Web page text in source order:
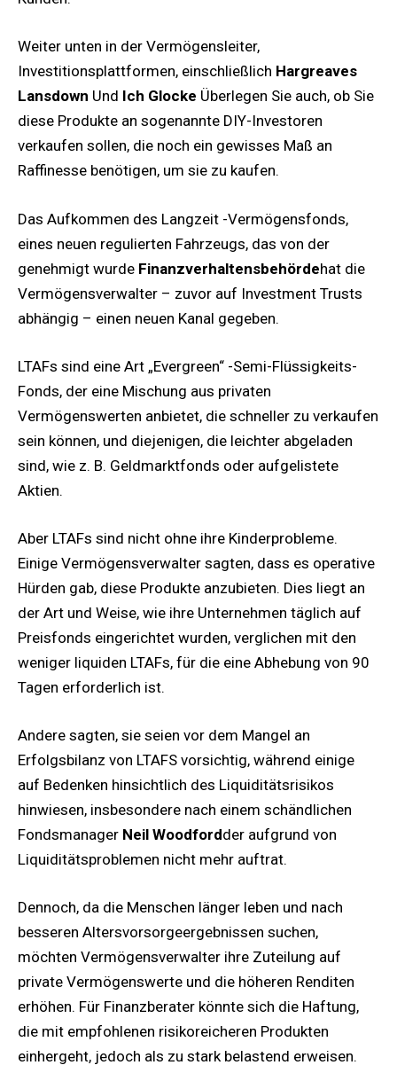
Weiter unten in der Vermögensleiter,
Investitionsplattformen, einschließlich Hargreaves
Lansdown Und Ich Glocke Überlegen Sie auch, ob Sie
diese Produkte an sogenannte DIY-Investoren
verkaufen sollen, die noch ein gewisses Maß an
Raffinesse benötigen, um sie zu kaufen.
Das Aufkommen des Langzeit -Vermögensfonds,
eines neuen regulierten Fahrzeugs, das von der
genehmigt wurde Finanzverhaltensbehördehat die
Vermögensverwalter – zuvor auf Investment Trusts
abhängig – einen neuen Kanal gegeben.
LTAFs sind eine Art „Evergreen“ -Semi-Flüssigkeits-
Fonds, der eine Mischung aus privaten
Vermögenswerten anbietet, die schneller zu verkaufen
sein können, und diejenigen, die leichter abgeladen
sind, wie z. B. Geldmarktfonds oder aufgelistete
Aktien.
Aber LTAFs sind nicht ohne ihre Kinderprobleme.
Einige Vermögensverwalter sagten, dass es operative
Hürden gab, diese Produkte anzubieten. Dies liegt an
der Art und Weise, wie ihre Unternehmen täglich auf
Preisfonds eingerichtet wurden, verglichen mit den
weniger liquiden LTAFs, für die eine Abhebung von 90
Tagen erforderlich ist.
Andere sagten, sie seien vor dem Mangel an
Erfolgsbilanz von LTAFS vorsichtig, während einige
auf Bedenken hinsichtlich des Liquiditätsrisikos
hinwiesen, insbesondere nach einem schändlichen
Fondsmanager Neil Woodfordder aufgrund von
Liquiditätsproblemen nicht mehr auftrat.
Dennoch, da die Menschen länger leben und nach
besseren Altersvorsorgeergebnissen suchen,
möchten Vermögensverwalter ihre Zuteilung auf
private Vermögenswerte und die höheren Renditen
erhöhen. Für Finanzberater könnte sich die Haftung,
die mit empfohlenen risikoreicheren Produkten
einhergeht, jedoch als zu stark belastend erweisen.